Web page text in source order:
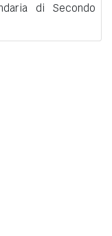
di Secondo